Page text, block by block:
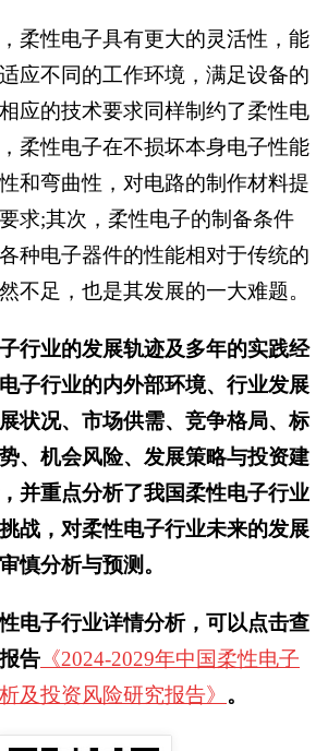
柔性电子具有更大的灵活性，能
应不同的工作环境，满足设备的
应的技术要求同样制约了柔性电
柔性电子在不损坏本身电子性能
和弯曲性，对电路的制作材料提
求;其次，柔性电子的制备条件
种电子器件的性能相对于传统的
不足，也是其发展的一大难题。
行业的发展轨迹及多年的实践经
子行业的内外部环境、行业发展
状况、市场供需、竞争格局、标
、机会风险、发展策略与投资建
并重点分析了我国柔性电子行业
战，对柔性电子行业未来的发展
慎分析与预测。
电子行业详情分析，可以点击查
告 《2024-2029年中国柔性电子
及投资风险研究报告》 。